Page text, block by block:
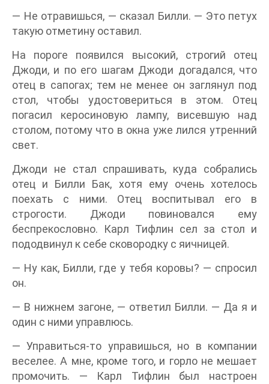
— Не отравишься, — сказал Билли. — Это петух
такую отметину оставил.
На пороге появился высокий, строгий отец
Джоди, и по его шагам Джоди догадался, что
отец в сапогах; тем не менее он заглянул под
стол, чтобы удостовериться в этом. Отец
погасил керосиновую лампу, висевшую над
столом, потому что в окна уже лился утренний
свет.
Джоди не стал спрашивать, куда собрались
отец и Билли Бак, хотя ему очень хотелось
поехать с ними. Отец воспитывал его в
строгости. Джоди повиновался ему
беспрекословно. Карл Тифлин сел за стол и
пододвинул к себе сковородку с яичницей.
— Ну как, Билли, где у тебя коровы? — спросил
он.
— В нижнем загоне, — ответил Билли. — Да я и
один с ними управлюсь.
— Управиться-то управишься, но в компании
веселее. А мне, кроме того, и горло не мешает
промочить. — Карл Тифлин был настроен